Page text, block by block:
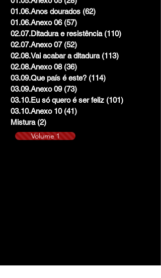
01.06.Anos dourados (62)
01.06.Anexo 06 (57)
02.07.Ditadura e resistência (110)
02.07.Anexo 07 (52)
02.08.Vai acabar a ditadura (113)
02.08.Anexo 08 (36)
03.09.Que país é este? (114)
03.09.Anexo 09 (73)
03.10.Eu só quero é ser feliz (101)
03.10.Anexo 10 (41)
Mistura (2)
Volume 1